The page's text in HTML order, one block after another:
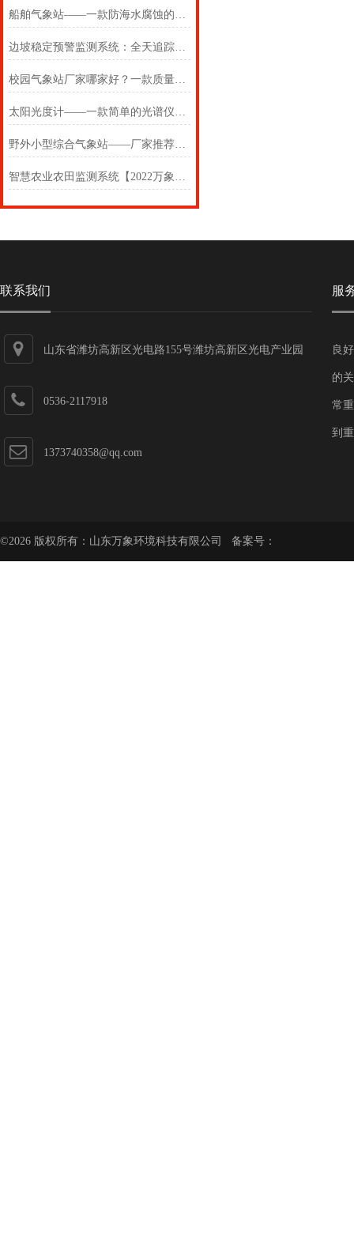
船舶气象站——一款防海水腐蚀的海洋自动气象站
边坡稳定预警监测系统：全天追踪坡体位移数据，及时防范山体滑坡险情
校园气象站厂家哪家好？一款质量靠得住的校园气象站有哪些设备
太阳光度计——一款简单的光谱仪2024(万象推送)
野外小型综合气象站——厂家推荐的小型气象站招标方案
智慧农业农田监测系统【2022万象厂家新报价】
联系我们
山东省潍坊高新区光电路155号潍坊高新区光电产业园
0536-2117918
1373740358@qq.com
服
良
的
常
到
©2026 版权所有：山东万象环境科技有限公司 备案号：